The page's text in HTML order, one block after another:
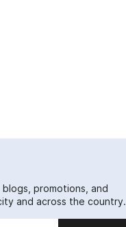
promotions, and
and across the country.